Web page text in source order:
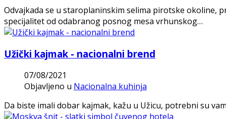
Odvajkada se u staroplaninskim selima pirotske okoline,
specijalitet od odabranog posnog mesa vrhunskog…
Užički kajmak - nacionalni brend
07/08/2021
Objavljeno u Nacionalna kuhinja
Da biste imali dobar kajmak, kažu u Užicu, potrebni su